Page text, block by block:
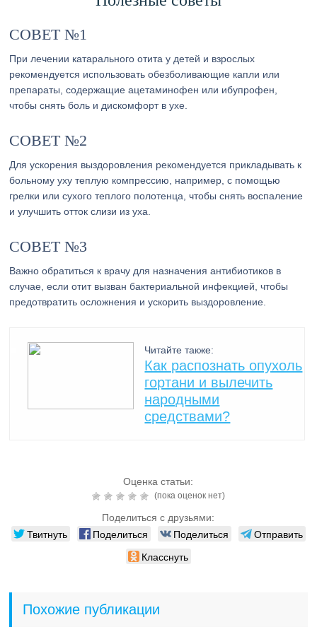
СОВЕТ №1
При лечении катарального отита у детей и взрослых
рекомендуется использовать обезболивающие капли или
препараты, содержащие ацетаминофен или ибупрофен,
чтобы снять боль и дискомфорт в ухе.
СОВЕТ №2
Для ускорения выздоровления рекомендуется прикладывать к
больному уху теплую компрессию, например, с помощью
грелки или сухого теплого полотенца, чтобы снять воспаление
и улучшить отток слизи из уха.
СОВЕТ №3
Важно обратиться к врачу для назначения антибиотиков в
случае, если отит вызван бактериальной инфекцией, чтобы
предотвратить осложнения и ускорить выздоровление.
Читайте также:
Как распознать опухоль
гортани и вылечить
народными
средствами?
Оценка статьи:
(пока оценок нет)
Поделиться с друзьями:
Твитнуть Поделиться Поделиться
Отправить
Класснуть
Похожие публикации